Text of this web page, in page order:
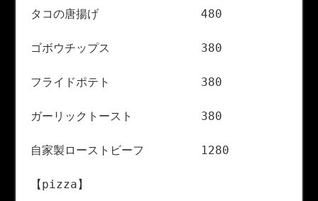
タコの唐揚げ 480
ゴボウチップス 380
フライドポテト 380
ガーリックトースト 380
自家製ローストビーフ 1280
【pizza】